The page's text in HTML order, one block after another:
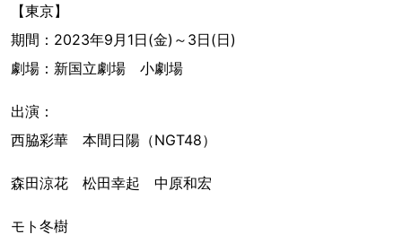
【東京】
期間：2023年9月1日(金)～3日(日)
劇場：新国立劇場 小劇場
出演：
西脇彩華 本間日陽（NGT48）
森田涼花 松田幸起 中原和宏
モト冬樹